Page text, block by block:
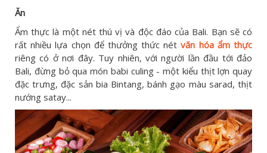
Ăn
Ẩm thực là một nét thú vị và độc đáo của Bali. Bạn sẽ có
rất nhiều lựa chọn để thưởng thức nétvăn hóa ẩm thực
riêng có ở nơi đây. Tuy nhiên, với người lần đầu tới đảo
Bali, đừng bỏ qua món babi culing - một kiểu thịt lợn quay
đặc trưng, đặc sản bia Bintang, bánh gạo màu sarad, thịt
nướng satay...